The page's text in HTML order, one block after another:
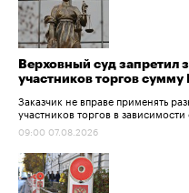
Верховный суд запретил
участников торгов
Заказчик не вправе применять
участников торгов в
09:00 07.08.2026